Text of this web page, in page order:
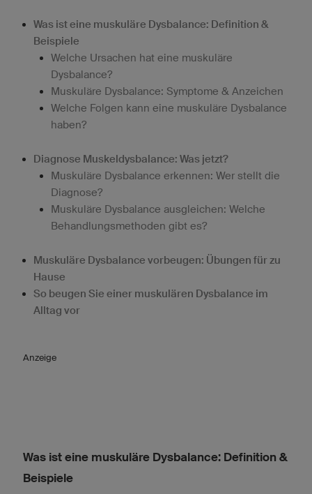
Was ist eine muskuläre Dysbalance: Definition &
Beispiele
Welche Ursachen hat eine muskuläre
Dysbalance?
Muskuläre Dysbalance: Symptome & Anzeichen
Welche Folgen kann eine muskuläre Dysbalance
haben?
Diagnose Muskeldysbalance: Was jetzt?
Muskuläre Dysbalance erkennen: Wer stellt die
Diagnose?
Muskuläre Dysbalance ausgleichen: Welche
Behandlungsmethoden gibt es?
Muskuläre Dysbalance vorbeugen: Übungen für zu
Hause
So beugen Sie einer muskulären Dysbalance im
Alltag vor
Anzeige
Was ist eine muskuläre Dysbalance: Definition &
Beispiele